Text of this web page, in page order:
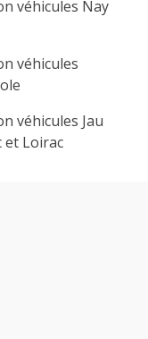
véhicules Nay
véhicules
véhicules Jau
et Loirac